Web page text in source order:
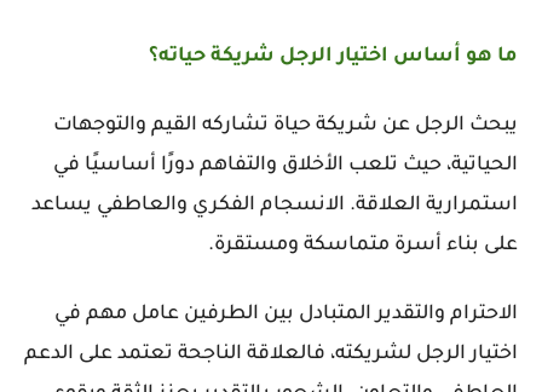
ما هو أساس اختيار الرجل شريكة حياته؟
يبحث الرجل عن شريكة حياة تشاركه القيم والتوجهات
الحياتية، حيث تلعب الأخلاق والتفاهم دورًا أساسيًا في
استمرارية العلاقة. الانسجام الفكري والعاطفي يساعد
على بناء أسرة متماسكة ومستقرة.
الاحترام والتقدير المتبادل بين الطرفين عامل مهم في
اختيار الرجل لشريكته، فالعلاقة الناجحة تعتمد على الدعم